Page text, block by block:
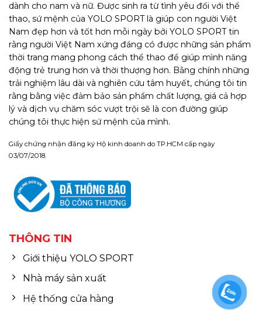
dành cho nam và nữ. Được sinh ra từ tình yêu đối với thể
thao, sứ mệnh của YOLO SPORT là giúp con người Việt
Nam đẹp hơn và tốt hơn mỗi ngày bởi YOLO SPORT tin
rằng người Việt Nam xứng đáng có được những sản phẩm
thời trang mang phong cách thể thao để giúp mình năng
động trẻ trung hơn và thời thượng hơn. Bằng chính những
trải nghiệm lâu dài và nghiên cứu tâm huyết, chúng tôi tin
rằng bằng việc đảm bảo sản phẩm chất lượng, giá cả hợp
lý và dịch vụ chăm sóc vượt trội sẽ là con đường giúp
chúng tôi thực hiện sứ mệnh của mình.
Giấy chứng nhận đăng ký Hộ kinh doanh do TP.HCM cấp ngày
03/07/2018.
THÔNG TIN
Giới thiệu YOLO SPORT
Nhà máy sản xuất
Hệ thống cửa hàng